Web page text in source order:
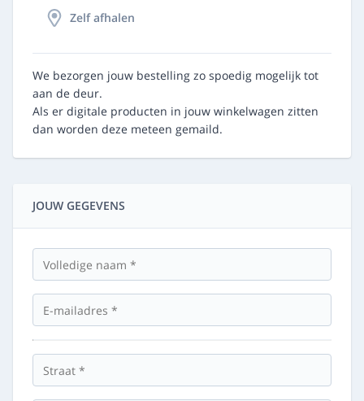
Zelf afhalen
We bezorgen jouw bestelling zo spoedig mogelijk tot
aan de deur.
Als er digitale producten in jouw winkelwagen zitten
dan worden deze meteen gemaild.
JOUW GEGEVENS